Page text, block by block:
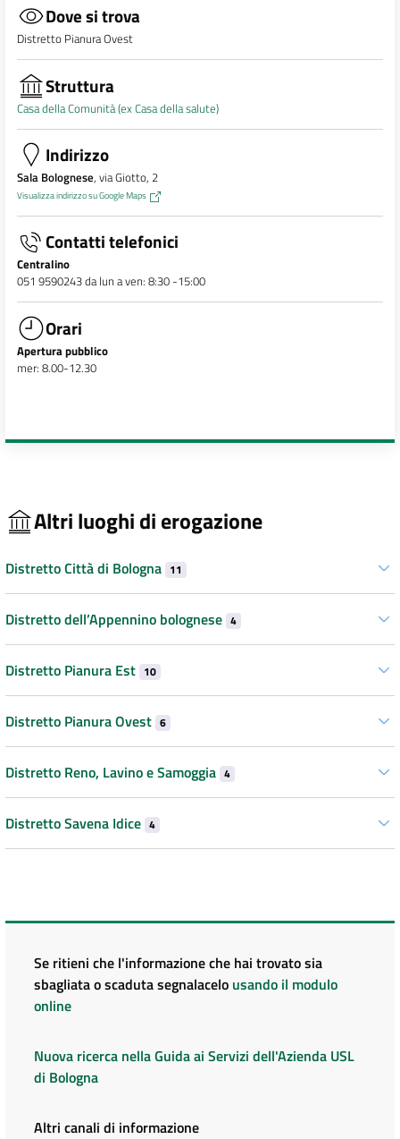
Dove si trova
Distretto Pianura Ovest
Struttura
Casa della Comunità (ex Casa della salute)
Indirizzo
Sala Bolognese, via Giotto, 2
Visualizza indirizzo su Google Maps
Contatti telefonici
Centralino
051 9590243 da lun a ven: 8:30 -15:00
Orari
Apertura pubblico
mer: 8.00-12.30
Altri luoghi di erogazione
Distretto Città di Bologna 11
Distretto dell’Appennino bolognese 4
Distretto Pianura Est 10
Distretto Pianura Ovest 6
Distretto Reno, Lavino e Samoggia 4
Distretto Savena Idice 4
Se ritieni che l'informazione che hai trovato sia
sbagliata o scaduta segnalacelo usando il modulo
online
Nuova ricerca nella Guida ai Servizi dell'Azienda USL
di Bologna
Altri canali di informazione